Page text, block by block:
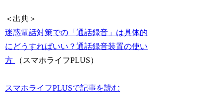
＜出典＞
迷惑電話対策での「通話録音」は具体的
にどうすればいい？通話録音装置の使い
方
（スマホライフPLUS）
スマホライフPLUSで記事を読む